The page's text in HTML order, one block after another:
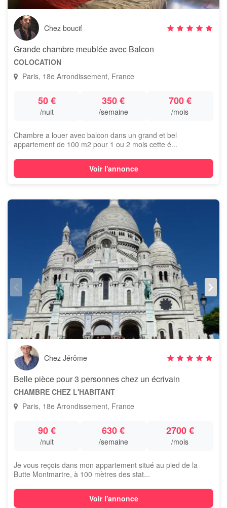
Chez boucif
Grande chambre meublée avec Balcon
COLOCATION
Paris, 18e Arrondissement, France
50 €
/nuit
350 €
/semaine
700 €
/mois
Chambre a louer avec balcon dans un grand et bel
appartement de 100 m2 pour 1 ou 2 mois cette é...
Voir l'annonce
Chez Jérôme
Belle pièce pour 3 personnes chez un écrivain
CHAMBRE CHEZ L'HABITANT
Paris, 18e Arrondissement, France
90 €
/nuit
630 €
/semaine
2700 €
/mois
Je vous reçois dans mon appartement situé au pied de la
Butte Montmartre, à 100 mètres des stat...
Voir l'annonce